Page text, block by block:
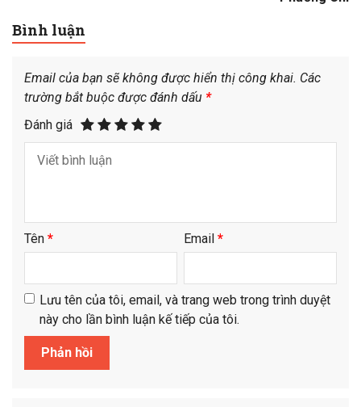
Bình luận
Email của bạn sẽ không được hiển thị công khai. Các
trường bắt buộc được đánh dấu *
Đánh giá
Tên * Email *
Lưu tên của tôi, email, và trang web trong trình duyệt
này cho lần bình luận kế tiếp của tôi.